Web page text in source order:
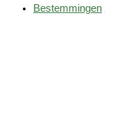
Bestemmingen